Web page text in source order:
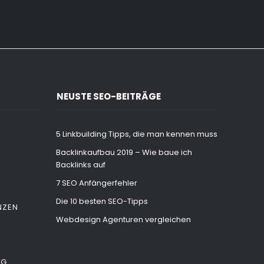
NEUSTE SEO-BEITRÄGE
5 Linkbuilding Tipps, die man kennen muss
Backlinkaufbau 2019 – Wie baue ich
Backlinks auf
7 SEO Anfängerfehler
Die 10 besten SEO-Tipps
Webdesign Agenturen vergleichen